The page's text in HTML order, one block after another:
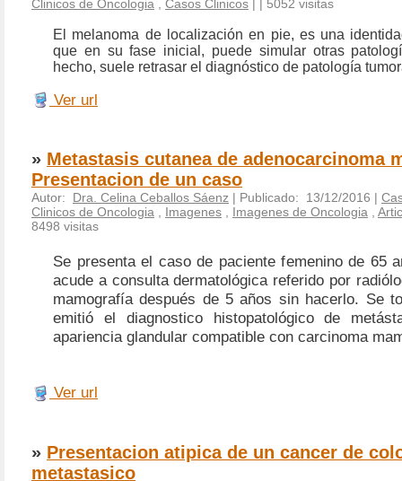
Clinicos de Oncologia
Casos Clinicos | | 5052 visitas
El melanoma de localización en pie, es una
que en su fase inicial, puede simular otras
hecho, suele retrasar el diagnóstico de patología
Ver url
» Metastasis cutanea de adenocarcinoma
Presentacion de un caso
Autor: Dra. Celina Ceballos Sáenz | Publicado: 13/12/2016 |
Clinicos de Oncologia , Imagenes , Imagenes de Oncologia ,
8498 visitas
Se presenta el caso de paciente femenino de 65
acude a consulta dermatológica referido por
mamografía después de 5 años sin hacerlo. Se
emitió el diagnostico histopatológico de
apariencia glandular compatible con carcinoma
Ver url
» Presentacion atipica de un cancer de
metastasico